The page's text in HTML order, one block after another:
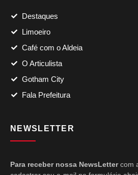
Destaques
Limoeiro
Café com o Aldeia
O Articulista
Gotham City
Fala Prefeitura
NEWSLETTER
Para receber nossa NewsLettercom